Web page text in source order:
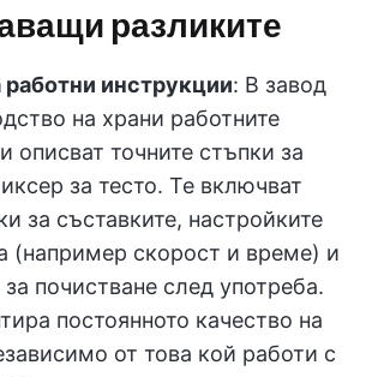
разликите
инструкции: В завод
на храни работните
описват точните стъпки за
за тесто. Те включват
за съставките, настройките
(например скорост и време) и
почистване след употреба.
постоянното качество на
от това кой работи с